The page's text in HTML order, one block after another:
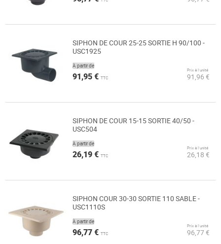
SIPHON DE COUR 25-25 SORTIE H 90/100 -
USC1925
À partir de
91,95 € TTC
Prix à l’unité
91,96 €
SIPHON DE COUR 15-15 SORTIE 40/50 -
USC504
À partir de
26,19 € TTC
Prix à l’unité
26,18 €
SIPHON COUR 30-30 SORTIE 110 SABLE -
USC1110S
À partir de
96,77 € TTC
Prix à l’unité
96,77 €